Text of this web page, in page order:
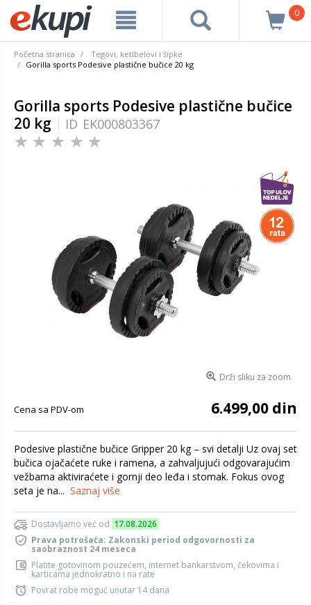
0
Početna stranica
Tegovi, ketlbelovi i šipke
Gorilla sports Podesive plastične bučice 20 kg
Gorilla sports Podesive plastične bučice
20 kg
ID EK000803367
Drži sliku za zoom
Cena sa PDV-om 6.499,00 din
Podesive plastične bučice Gripper 20 kg – svi detalji Uz ovaj set
bučica ojačaćete ruke i ramena, a zahvaljujući odgovarajućim
vežbama aktiviraćete i gornji deo leđa i stomak. Fokus ovog
seta je na... Saznaj više
Dostavljamo već od 17.08.2026
Prava potrošača: Zakonski period odgovornosti za
saobraznost 24 meseca
Platite gotovinom pouzećem, internet bankarstvom, čekovima i
karticama jednokratno i na rate
Povrat robe moguć unutar 14 dana